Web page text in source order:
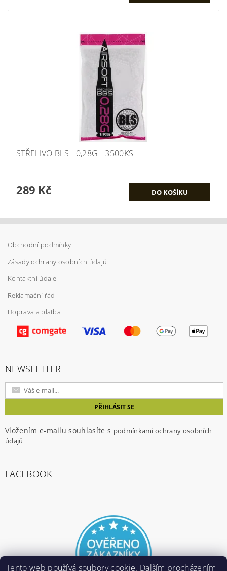
STŘELIVO BLS - 0,28G - 3500KS
289 Kč
Obchodní podmínky
Zásady ochrany osobních údajů
Kontaktní údaje
Reklamační řád
Doprava a platba
NEWSLETTER
Vložením e-mailu souhlasíte s podmínkami ochrany osobních
údajů
FACEBOOK
Tento web používá soubory cookie. Dalším procházením